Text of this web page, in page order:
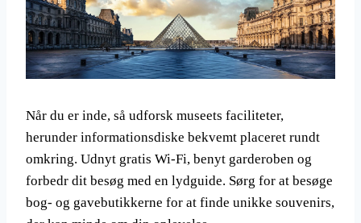
Når du er inde, så udforsk museets faciliteter,
herunder informationsdiske bekvemt placeret rundt
omkring. Udnyt gratis Wi-Fi, benyt garderoben og
forbedr dit besøg med en lydguide. Sørg for at besøge
bog- og gavebutikkerne for at finde unikke souvenirs,